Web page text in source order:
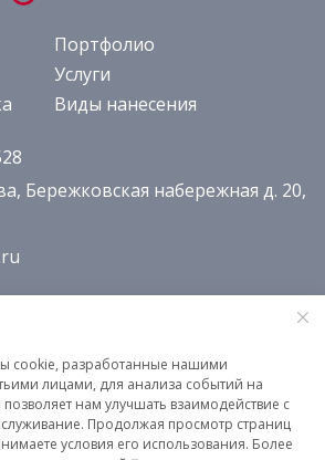
Портфолио
Услуги
Виды нанесения
Бережковская набережная д. 20,
рассылку
cookie, разработанные нашими
лицами, для анализа событий на
нам улучшать взаимодействие с
Продолжая просмотр страниц
условия его использования. Более